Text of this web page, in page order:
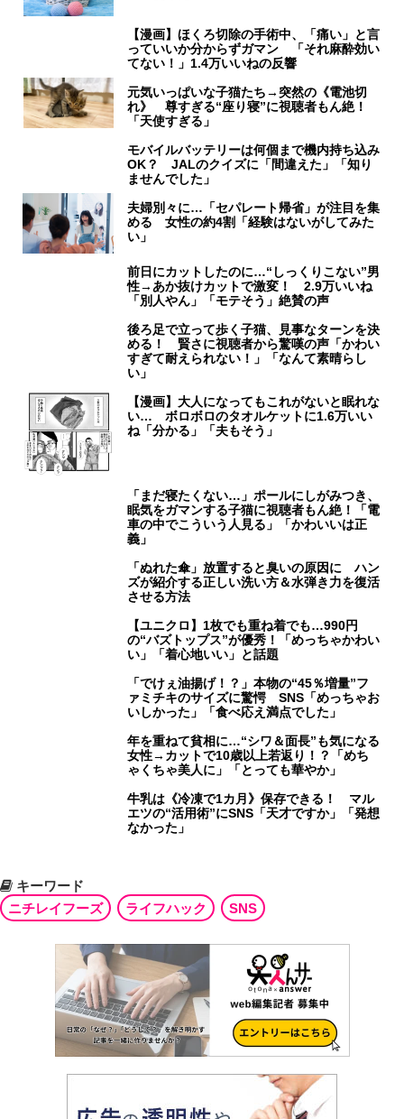
【漫画】ほくろ切除の手術中、「痛い」と言
っていいか分からずガマン 「それ麻酔効い
てない！」1.4万いいねの反響
元気いっぱいな子猫たち→突然の《電池切
れ》 尊すぎる“座り寝”に視聴者もん絶！
「天使すぎる」
モバイルバッテリーは何個まで機内持ち込み
OK？ JALのクイズに「間違えた」「知り
ませんでした」
夫婦別々に…「セパレート帰省」が注目を集
める 女性の約4割「経験はないがしてみた
い」
前日にカットしたのに…“しっくりこない”男
性→あか抜けカットで激変！ 2.9万いいね
「別人やん」「モテそう」絶賛の声
後ろ足で立って歩く子猫、見事なターンを決
める！ 賢さに視聴者から驚嘆の声「かわい
すぎて耐えられない！」「なんて素晴らし
い」
【漫画】大人になってもこれがないと眠れな
い… ボロボロのタオルケットに1.6万いい
ね「分かる」「夫もそう」
「まだ寝たくない…」ポールにしがみつき、
眠気をガマンする子猫に視聴者もん絶！「電
車の中でこういう人見る」「かわいいは正
義」
「ぬれた傘」放置すると臭いの原因に ハン
ズが紹介する正しい洗い方＆水弾き力を復活
させる方法
【ユニクロ】1枚でも重ね着でも…990円
の“バズトップス”が優秀！「めっちゃかわい
い」「着心地いい」と話題
「でけぇ油揚げ！？」本物の“45％増量”フ
ァミチキのサイズに驚愕 SNS「めっちゃお
いしかった」「食べ応え満点でした」
年を重ねて貧相に…“シワ＆面長”も気になる
女性→カットで10歳以上若返り！？「めち
ゃくちゃ美人に」「とっても華やか」
牛乳は《冷凍で1カ月》保存できる！ マル
エツの“活用術”にSNS「天才ですか」「発想
なかった」
キーワード
ニチレイフーズ
ライフハック SNS